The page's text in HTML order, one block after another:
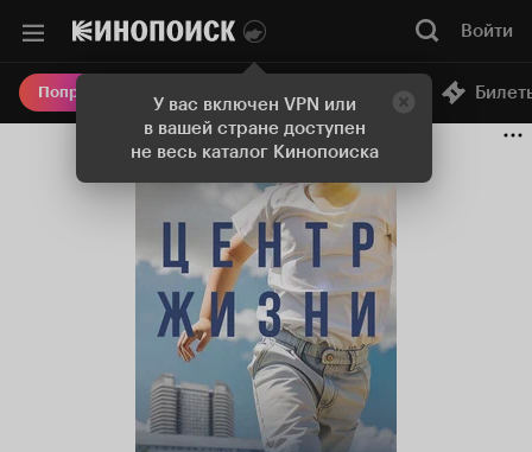
У вас включен VPN или
в вашей стране доступен
не весь каталог Кинопоиска
Войти
Попробовать Плюс Онлайн-кинотеатр